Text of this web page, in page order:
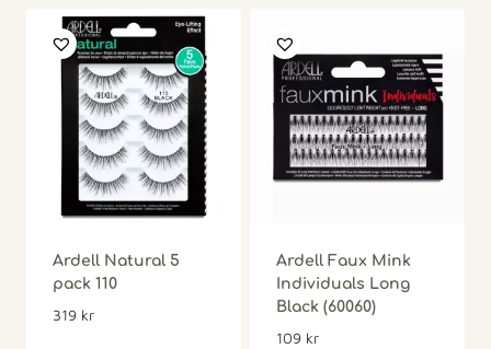
Ardell Natural 5
pack 110
319 kr
Ardell Faux Mink
Individuals Long
Black (60060)
109 kr